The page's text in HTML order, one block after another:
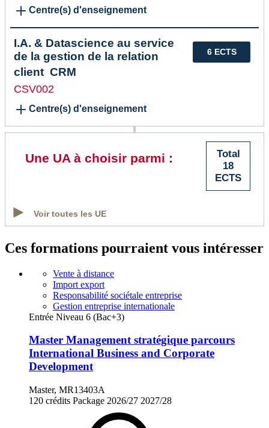
Centre(s) d'enseignement
6 ECTS
I.A. & Datascience au service
de la gestion de la relation
client  CRM
CSV002
Centre(s) d'enseignement
Total
18
ECTS
Une UA à choisir parmi :
Voir toutes les UE
Ces formations pourraient vous intéresser
Vente à distance
Import export
Responsabilité sociétale entreprise
Gestion entreprise internationale
Entrée Niveau 6 (Bac+3)
Master Management stratégique parcours
International Business and Corporate
Development
Master, MR13403A
120 crédits Package 2026/27 2027/28